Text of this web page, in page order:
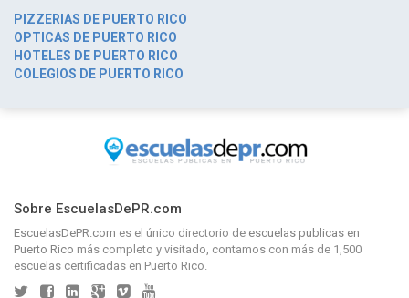
PIZZERIAS DE PUERTO RICO
OPTICAS DE PUERTO RICO
HOTELES DE PUERTO RICO
COLEGIOS DE PUERTO RICO
Sobre EscuelasDePR.com
EscuelasDePR.com es el único directorio de escuelas publicas en
Puerto Rico más completo y visitado, contamos con más de 1,500
escuelas certificadas en Puerto Rico.